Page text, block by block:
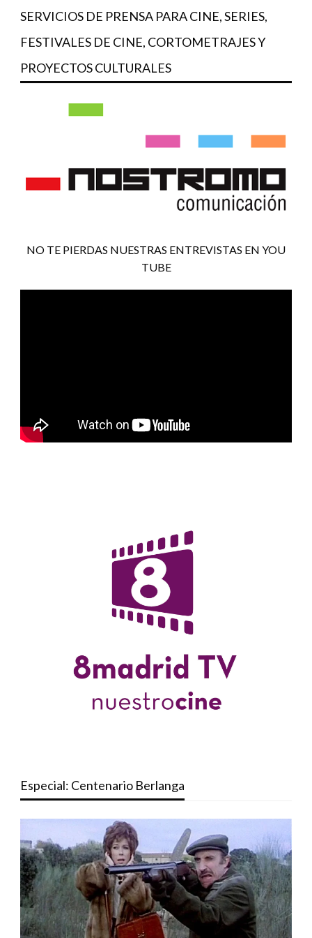
SERVICIOS DE PRENSA PARA CINE, SERIES,
FESTIVALES DE CINE, CORTOMETRAJES Y
PROYECTOS CULTURALES
NO TE PIERDAS NUESTRAS ENTREVISTAS EN YOU
TUBE
Especial: Centenario Berlanga